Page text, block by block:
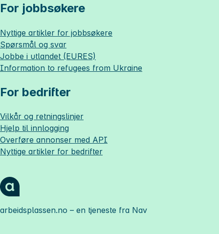
For jobbsøkere
Nyttige artikler for jobbsøkere
Spørsmål og svar
Jobbe i utlandet (EURES)
Information to refugees from Ukraine
For bedrifter
Vilkår og retningslinjer
Hjelp til innlogging
Overføre annonser med API
Nyttige artikler for bedrifter
arbeidsplassen.no – en tjeneste fra Nav